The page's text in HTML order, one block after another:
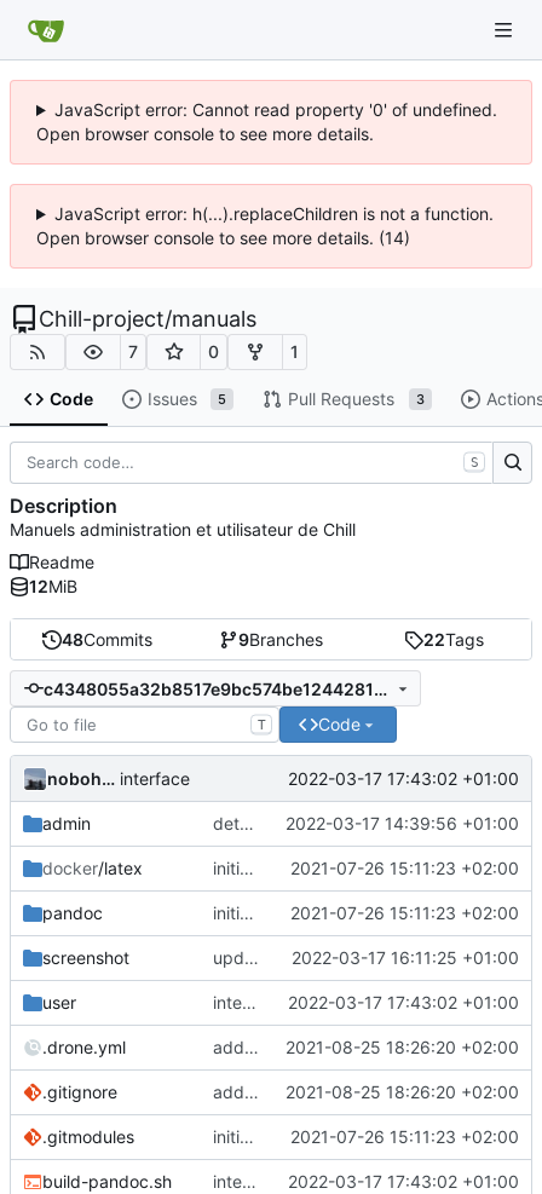
JavaScript error: Cannot read property '0' of undefined.
Open browser console to see more details.
JavaScript error: h(...).replaceChildren is not a function.
Open browser console to see more details. (14)
Chill-project/manuals
7 0 1
Code Issues 5 Pull Requests 3
48Commits 9Branches 22Tags
c4348055a32b8517e9bc574be12442818688cbe5
T Code
nobohan interface 2022-03-17 17:43:02 +01:00
admin detail vendee person fields 2022-03-17 14:39:56 +01:00
docker/latex initial commit 2021-07-26 15:11:23 +02:00
pandoc initial commit 2021-07-26 15:11:23 +02:00
screenshot upd images 2022-03-17 16:11:25 +01:00
user interface 2022-03-17 17:43:02 +01:00
.drone.yml add admin manual in same repo 2021-08-25 18:26:20 +02:00
.gitignore add admin manual in same repo 2021-08-25 18:26:20 +02:00
.gitmodules initial commit 2021-07-26 15:11:23 +02:00
build-pandoc.sh interface 2022-03-17 17:43:02 +01:00
S
Description
Manuels administration et utilisateur de Chill
Readme
12MiB